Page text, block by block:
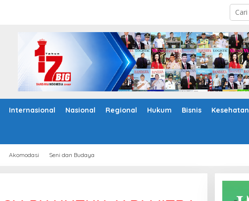
Internasional Nasional Regional Hukum Bisnis Kesehatan
Akomodasi Seni dan Budaya